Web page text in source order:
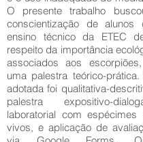
O presente trabalho
conscientização de
ensino técnico da ETEC
respeito da importância
associados aos
uma palestra teórico-
adotada foi qualitativa-
palestra expositivo-
laboratorial com
vivos, e aplicação de